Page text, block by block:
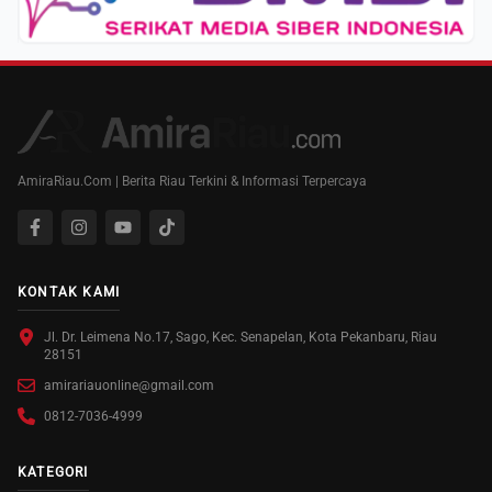
AmiraRiau.Com | Berita Riau Terkini & Informasi Terpercaya
KONTAK KAMI
Jl. Dr. Leimena No.17, Sago, Kec. Senapelan, Kota Pekanbaru, Riau
28151
amirariauonline@gmail.com
0812-7036-4999
KATEGORI